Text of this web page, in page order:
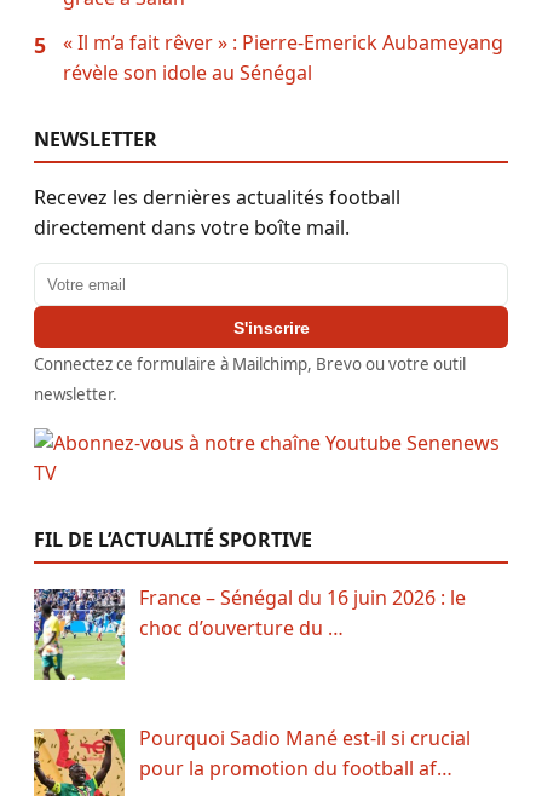
5
« Il m’a fait rêver » : Pierre-Emerick Aubameyang
révèle son idole au Sénégal
NEWSLETTER
Recevez les dernières actualités football
directement dans votre boîte mail.
Adresse email
S'inscrire
Connectez ce formulaire à Mailchimp, Brevo ou votre outil
newsletter.
FIL DE L’ACTUALITÉ SPORTIVE
France – Sénégal du 16 juin 2026 : le
choc d’ouverture du …
Pourquoi Sadio Mané est-il si crucial
pour la promotion du football af…